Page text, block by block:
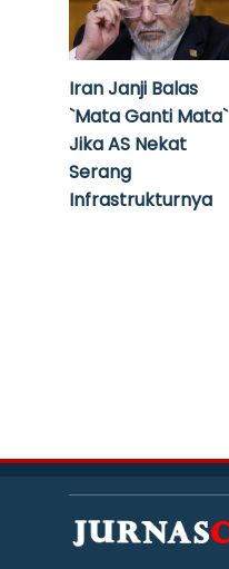
Iran Janji Balas
`Mata Ganti Mata`
Jika AS Nekat
Serang
Infrastrukturnya